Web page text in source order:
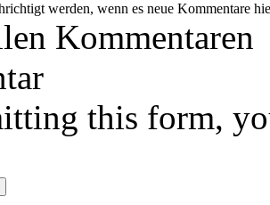
werden, wenn es neue Kommentare
Kommentaren
this form,